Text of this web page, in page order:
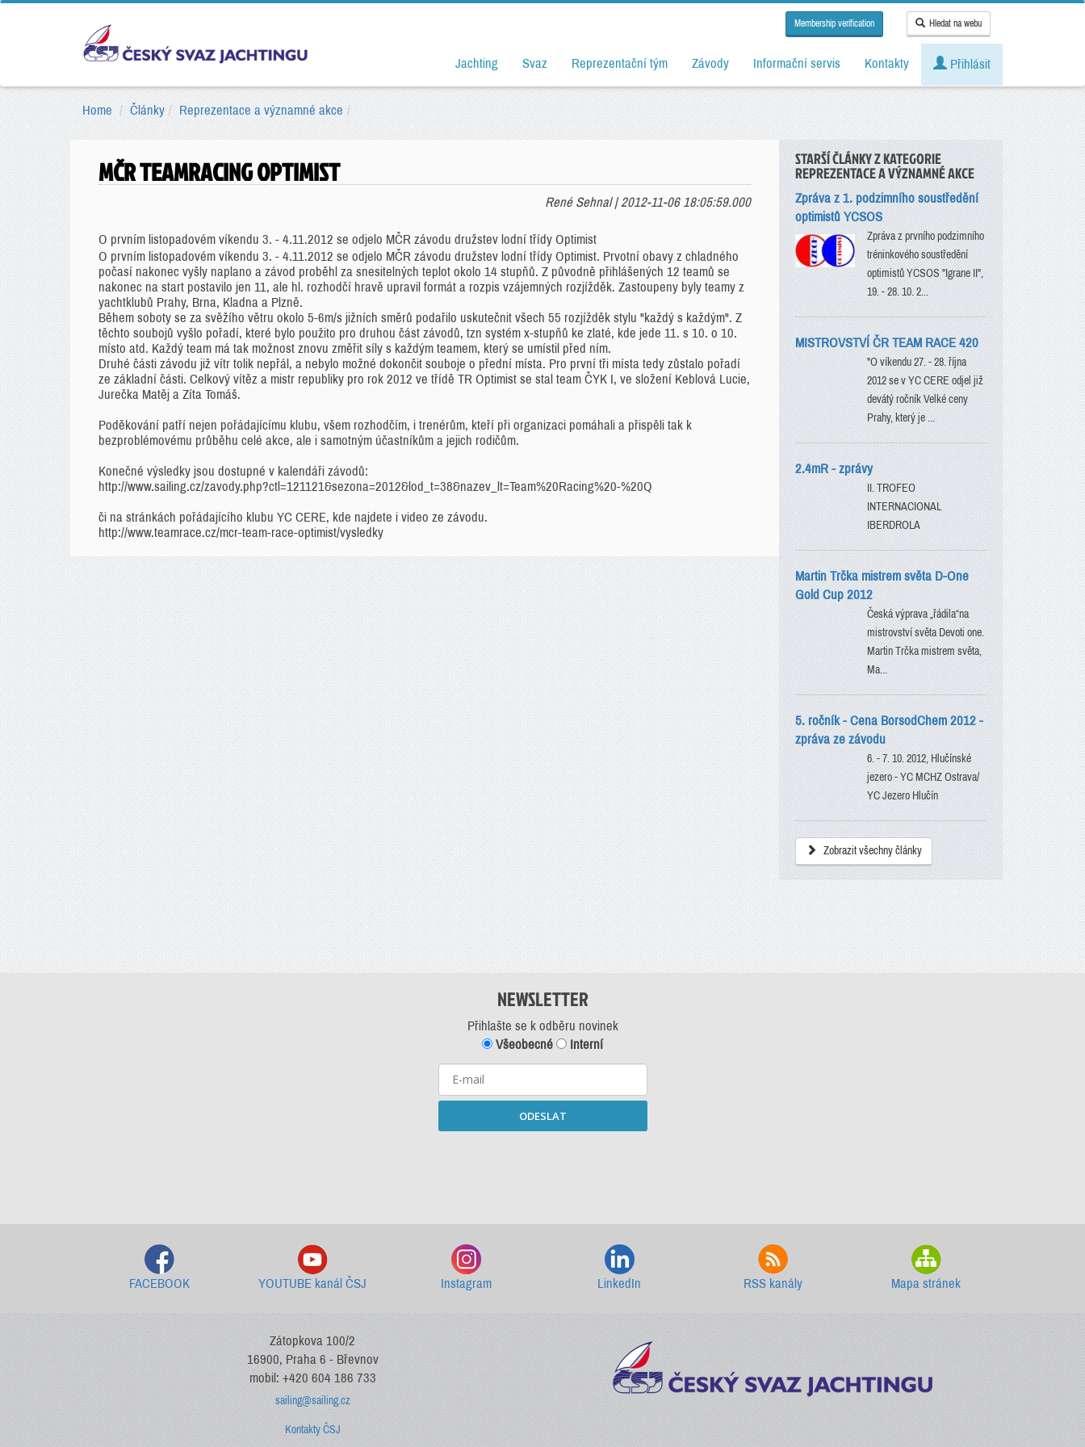
Membership verification Hledat na webu
Jachting Svaz Reprezentační tým Závody Informační servis Kontakty Přihlásit
Home Články Reprezentace a významné akce
MČR TEAMRACING OPTIMIST
René Sehnal | 2012-11-06 18:05:59.000
O prvním listopadovém víkendu 3. - 4.11.2012 se odjelo MČR závodu družstev lodní třídy Optimist
O prvním listopadovém víkendu 3. - 4.11.2012 se odjelo MČR závodu družstev lodní třídy Optimist. Prvotní obavy z chladného
počasí nakonec vyšly naplano a závod proběhl za snesitelných teplot okolo 14 stupňů. Z původně přihlášených 12 teamů se
nakonec na start postavilo jen 11, ale hl. rozhodčí hravě upravil formát a rozpis vzájemných rozjížděk. Zastoupeny byly teamy z
yachtklubů Prahy, Brna, Kladna a Plzně.
Během soboty se za svěžího větru okolo 5-6m/s jižních směrů podařilo uskutečnit všech 55 rozjížděk stylu "každý s každým". Z
těchto soubojů vyšlo pořadí, které bylo použito pro druhou část závodů, tzn systém x-stupňů ke zlaté, kde jede 11. s 10. o 10.
místo atd. Každý team má tak možnost znovu změřit síly s každým teamem, který se umístil před ním.
Druhé části závodu již vítr tolik nepřál, a nebylo možné dokončit souboje o přední místa. Pro první tři místa tedy zůstalo pořadí
ze základní části. Celkový vítěz a mistr republiky pro rok 2012 ve třídě TR Optimist se stal team ČYK I, ve složení Keblová Lucie,
Jurečka Matěj a Zíta Tomáš.
Poděkování patří nejen pořádajícímu klubu, všem rozhodčím, i trenérům, kteří při organizaci pomáhali a přispěli tak k
bezproblémovému průběhu celé akce, ale i samotným účastníkům a jejich rodičům.
Konečné výsledky jsou dostupné v kalendáři závodů:
http://www.sailing.cz/zavody.php?ctl=121121&sezona=2012&lod_t=38&nazev_lt=Team%20Racing%20-%20Q
či na stránkách pořádajícího klubu YC CERE, kde najdete i video ze závodu.
http://www.teamrace.cz/mcr-team-race-optimist/vysledky
STARŠÍ ČLÁNKY Z KATEGORIE
REPREZENTACE A VÝZNAMNÉ AKCE
Zpráva z 1. podzimního soustředění
optimistů YCSOS
Zpráva z prvního podzimního
tréninkového soustředění
optimistů YCSOS "Igrane II",
19. - 28. 10. 2...
MISTROVSTVÍ ČR TEAM RACE 420
"O víkendu 27. - 28. října
2012 se v YC CERE odjel již
devátý ročník Velké ceny
Prahy, který je ...
2.4mR - zprávy
II. TROFEO
INTERNACIONAL
IBERDROLA
Martin Trčka mistrem světa D-One
Gold Cup 2012
Česká výprava „řádila“na
mistrovství světa Devoti one.
Martin Trčka mistrem světa,
Ma...
5. ročník - Cena BorsodChem 2012 -
zpráva ze závodu
6. - 7. 10. 2012, Hlučínské
jezero - YC MCHZ Ostrava/
YC Jezero Hlučín
Zobrazit všechny články
NEWSLETTER
Přihlašte se k odběru novinek
Všeobecné
Interní
ODESLAT
FACEBOOK YOUTUBE kanál ČSJ Instagram LinkedIn RSS kanály Mapa stránek
Zátopkova 100/2
16900, Praha 6 - Břevnov
mobil: +420 604 186 733
sailing@sailing.cz
Kontakty ČSJ